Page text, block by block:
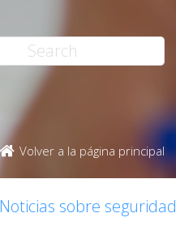
Volver a la página principal
Noticias sobre seguridad